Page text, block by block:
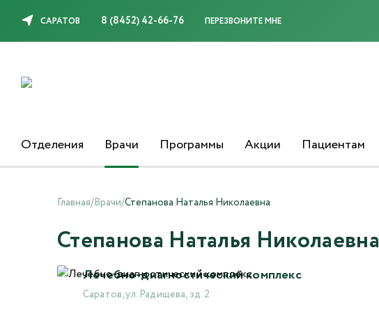
САРАТОВ 8 (8452) 42-66-76 ПЕРЕЗВОНИТЕ МНЕ
Отделения Врачи Программы Акции Пациентам
Главная/Врачи/Степанова Наталья Николаевна
Степанова Наталья Николаевна
Лечебно-диагностический комплекс
Саратов, ул. Радищева, зд. 2